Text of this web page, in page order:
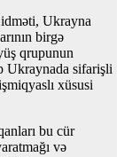
Ukrayna
birgə
qrupunun
Ukraynada sifarişli
xüsusi
bu cür
və